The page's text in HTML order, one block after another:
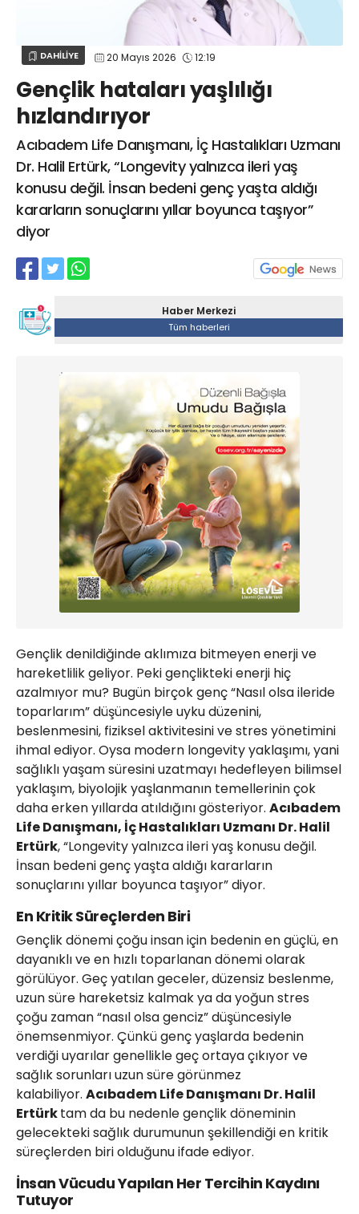
DAHİLİYE 20 Mayıs 2026 12:19
Gençlik hataları yaşlılığı
hızlandırıyor
Acıbadem Life Danışmanı, İç Hastalıkları Uzmanı
Dr. Halil Ertürk, “Longevity yalnızca ileri yaş
konusu değil. İnsan bedeni genç yaşta aldığı
kararların sonuçlarını yıllar boyunca taşıyor”
diyor
Haber Merkezi
Tüm haberleri
Gençlik denildiğinde aklımıza bitmeyen enerji ve
hareketlilik geliyor. Peki gençlikteki enerji hiç
azalmıyor mu? Bugün birçok genç “Nasıl olsa ileride
toparlarım” düşüncesiyle uyku düzenini,
beslenmesini, fiziksel aktivitesini ve stres yönetimini
ihmal ediyor. Oysa modern longevity yaklaşımı, yani
sağlıklı yaşam süresini uzatmayı hedefleyen bilimsel
yaklaşım, biyolojik yaşlanmanın temellerinin çok
daha erken yıllarda atıldığını gösteriyor. Acıbadem
Life Danışmanı, İç Hastalıkları Uzmanı Dr. Halil
Ertürk, “Longevity yalnızca ileri yaş konusu değil.
İnsan bedeni genç yaşta aldığı kararların
sonuçlarını yıllar boyunca taşıyor” diyor.
En Kritik Süreçlerden Biri
Gençlik dönemi çoğu insan için bedenin en güçlü, en
dayanıklı ve en hızlı toparlanan dönemi olarak
görülüyor. Geç yatılan geceler, düzensiz beslenme,
uzun süre hareketsiz kalmak ya da yoğun stres
çoğu zaman “nasıl olsa genciz” düşüncesiyle
önemsenmiyor. Çünkü genç yaşlarda bedenin
verdiği uyarılar genellikle geç ortaya çıkıyor ve
sağlık sorunları uzun süre görünmez
kalabiliyor. Acıbadem Life Danışmanı Dr. Halil
Ertürktam da bu nedenle gençlik döneminin
gelecekteki sağlık durumunun şekillendiği en kritik
süreçlerden biri olduğunu ifade ediyor.
İnsan Vücudu Yapılan Her Tercihin Kaydını
Tutuyor
GÖZ HASTALIKLARI
SAĞLIK
GASTROENTEROLOJİ
ÇOCUK SAĞLIĞI VE HASTALIKLARI
SENDİKALAR
GÖGÜS HASTALIKLARI
DERMATOLOJİ
ENDOKRİNOLOJİ
ORTOPEDİ VE TRAVMATOLOJİ
FİZİK TEDAVİ VE REHABİLİTASYON
KADIN HASTALIKLARI VE DOĞUM
Web TV Galeri Yazarlar
sagliktabugun@gmail.com